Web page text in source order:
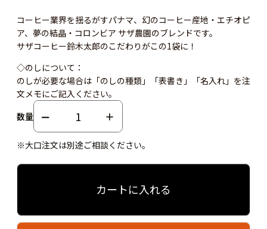
コーヒー業界を揺るがすパナマ、幻のコーヒー産地・エチオピ
ア、夢の結晶・コロンビア サザ農園のブレンドです。
サザコーヒー鈴木太郎のこだわりがこの1袋に！
◇のしについて：
のしが必要な場合は「のしの種類」「表書き」「名入れ」を注
文メモにご記入ください。
数量
※大口注文は別途ご相談ください。
カートに入れる